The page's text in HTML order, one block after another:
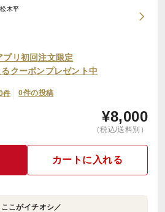
木平
リ初回注文限定
クーポンプレゼント中
件 0件の投稿
¥8,000
（税込/送料別）
カートに入れる
ここがイチオシ／